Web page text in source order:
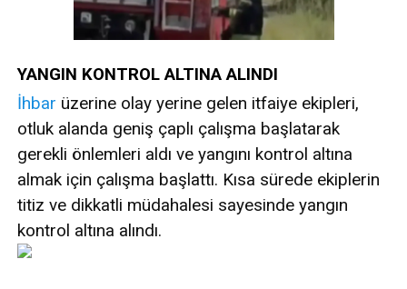
YANGIN KONTROL ALTINA ALINDI
İhbar üzerine olay yerine gelen itfaiye ekipleri,
otluk alanda geniş çaplı çalışma başlatarak
gerekli önlemleri aldı ve yangını kontrol altına
almak için çalışma başlattı. Kısa sürede ekiplerin
titiz ve dikkatli müdahalesi sayesinde yangın
kontrol altına alındı.